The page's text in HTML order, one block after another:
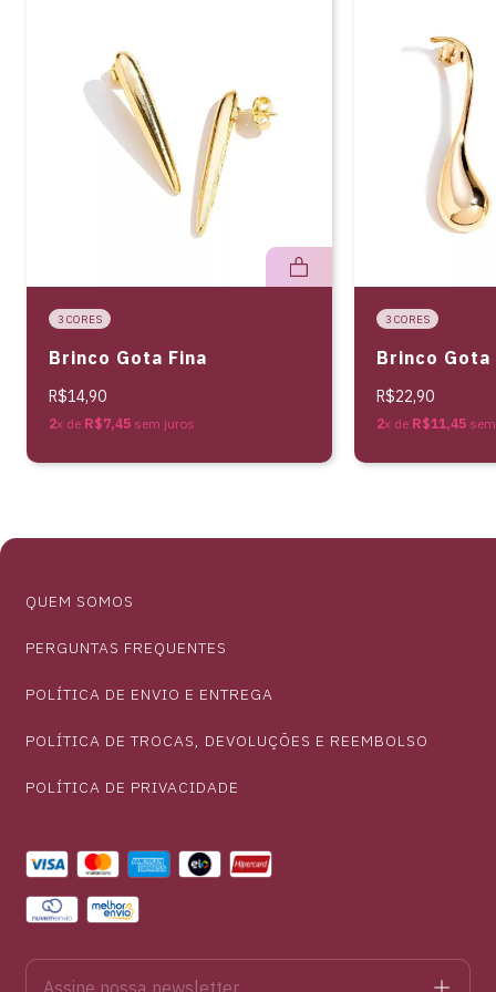
3 CORES
Brinco Gota Fina
R$14,90
2x de R$7,45 sem juros
3 CORES
Brinco
R$22,90
2x de R$11,45
QUEM SOMOS
PERGUNTAS FREQUENTES
POLÍTICA DE ENVIO E ENTREGA
POLÍTICA DE TROCAS, DEVOLUÇÕES E REEMBOLSO
POLÍTICA DE PRIVACIDADE